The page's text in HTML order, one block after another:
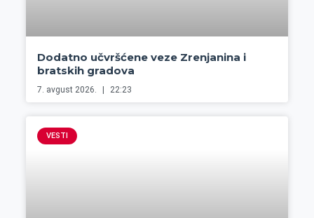
Dodatno učvršćene veze Zrenjanina i
bratskih gradova
7. avgust 2026. 22:23
VESTI